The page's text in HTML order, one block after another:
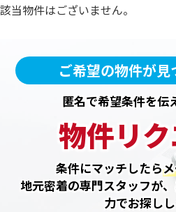
該当物件はございません。
ご希望の物件が
匿名で希望条件を伝
物件リ
条件にマッチしたら
地元密着の専門スタッフが
力でお探し